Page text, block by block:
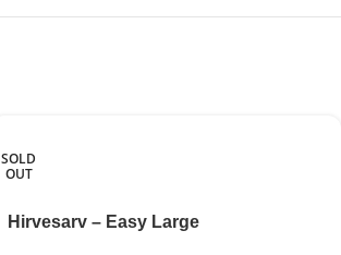
SOLD
OUT
Hirvesarv – Easy Large